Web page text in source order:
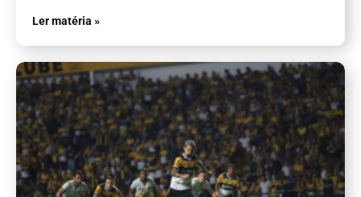
Ler matéria »